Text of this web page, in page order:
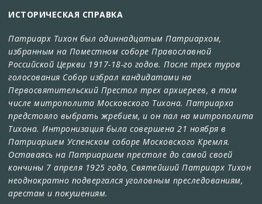
ИСТОРИЧЕСКАЯ СПРАВКА
Патриарх Тихон был одиннадцатым Патриархом,
избранным на Поместном соборе Православной
Российской Церкви 1917-18-го годов. После трех туров
голосования Собор избрал кандидатами на
Первосвятительский Престол трех архиереев, в том
числе митрополита Московского Тихона. Патриарха
предстояло выбрать жребием, и он пал на митрополита
Тихона. Интронизация была совершена 21 ноября в
Патриаршем Успенском соборе Московского Кремля.
Оставаясь на Патриаршем престоле до самой своей
кончины 7 апреля 1925 года, Святейший Патриарх Тихон
неоднократно подвергался уголовным преследованиям,
арестам и покушениям.